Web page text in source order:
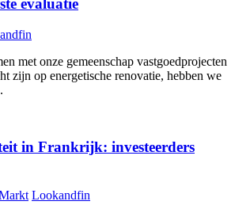
evaluatie
met onze gemeenschap vastgoedprojecten
zijn op energetische renovatie, hebben we
in Frankrijk: investeerders
Lookandfin